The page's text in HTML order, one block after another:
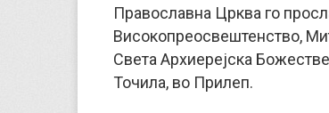
Православна Црква го
Високопреосвештенство,
Света Архиерејска
Точила, во Прилеп.